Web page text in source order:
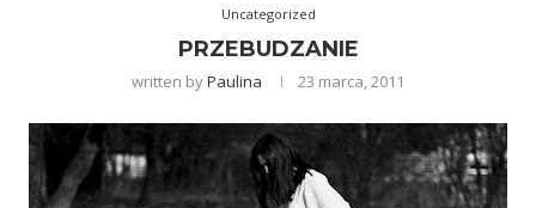
Uncategorized
PRZEBUDZANIE
written byPaulina 23 marca, 2011